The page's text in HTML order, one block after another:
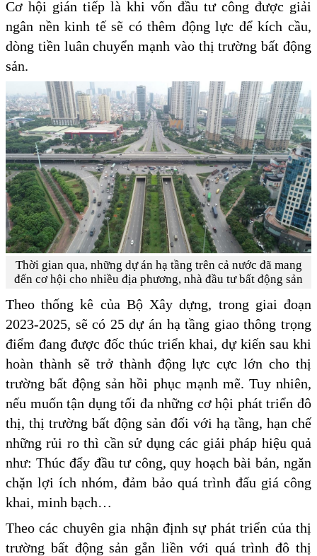
Cơ hội gián tiếp là khi vốn đầu tư công được giải
ngân nền kinh tế sẽ có thêm động lực để kích cầu,
dòng tiền luân chuyển mạnh vào thị trường bất động
sản.
Thời gian qua, những dự án hạ tầng trên cả nước đã mang
đến cơ hội cho nhiều địa phương, nhà đầu tư bất động sản
Theo thống kê của Bộ Xây dựng, trong giai đoạn
2023-2025, sẽ có 25 dự án hạ tầng giao thông trọng
điểm đang được đốc thúc triển khai, dự kiến sau khi
hoàn thành sẽ trở thành động lực cực lớn cho thị
trường bất động sản hồi phục mạnh mẽ. Tuy nhiên,
nếu muốn tận dụng tối đa những cơ hội phát triển đô
thị, thị trường bất động sản đối với hạ tầng, hạn chế
những rủi ro thì cần sử dụng các giải pháp hiệu quả
như: Thúc đẩy đầu tư công, quy hoạch bài bản, ngăn
chặn lợi ích nhóm, đảm bảo quá trình đấu giá công
khai, minh bạch…
Theo các chuyên gia nhận định sự phát triển của thị
trường bất động sản gắn liền với quá trình đô thị